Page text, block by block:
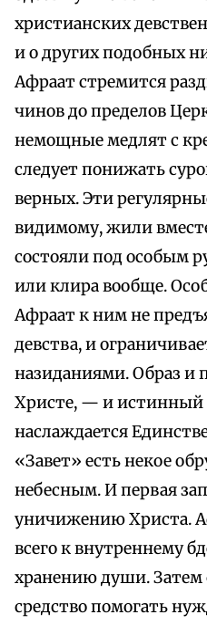
христианских
и о других подобных
Афраат стремится
чинов до пределов
немощные медлят с
следует понижать
верных. Эти
видимому, жили
состояли под особым
или клира вообще.
Афраат к ним не
девства, и
назиданиями. Образ и
Христе, — и истинный
наслаждается
«Завет» есть некое
небесным. И первая
уничижению Христа.
всего к внутреннему
хранению души. Затем
средство помогать